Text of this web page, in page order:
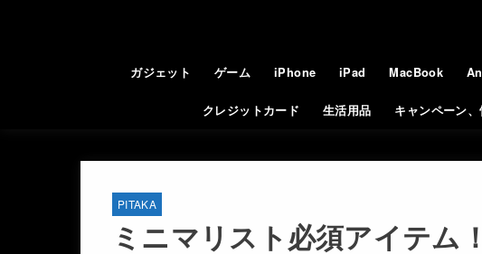
ガジェット ゲーム iPhone iPad MacBook
クレジットカード 生活用品 キャンペーン
PITAKA
ミニマリスト必須アイテム